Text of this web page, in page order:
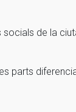
de la
parts